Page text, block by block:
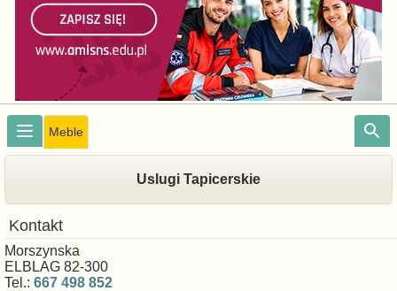
Meble
Uslugi Tapicerskie
Kontakt
Morszynska
ELBLAG 82-300
Tel.: 667 498 852